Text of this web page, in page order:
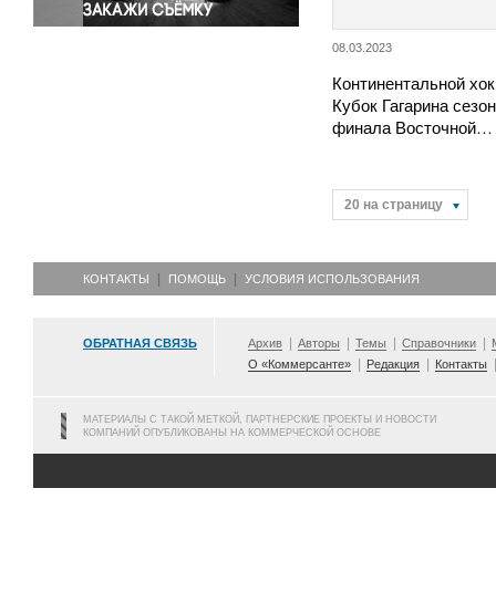
08.03.2023
Континентальной
Кубок Гагарина
финала Восточной…
20 на страницу
КОНТАКТЫ ПОМОЩЬ УСЛОВИЯ ИСПОЛЬЗОВАНИЯ
ОБРАТНАЯ СВЯЗЬ Архив Авторы Темы Справочники
О «Коммерсанте»
Редакция Контакты
МАТЕРИАЛЫ С ТАКОЙ МЕТКОЙ, ПАРТНЕРСКИЕ ПРОЕКТЫ И НОВОСТИ
КОМПАНИЙ ОПУБЛИКОВАНЫ НА КОММЕРЧЕСКОЙ ОСНОВЕ